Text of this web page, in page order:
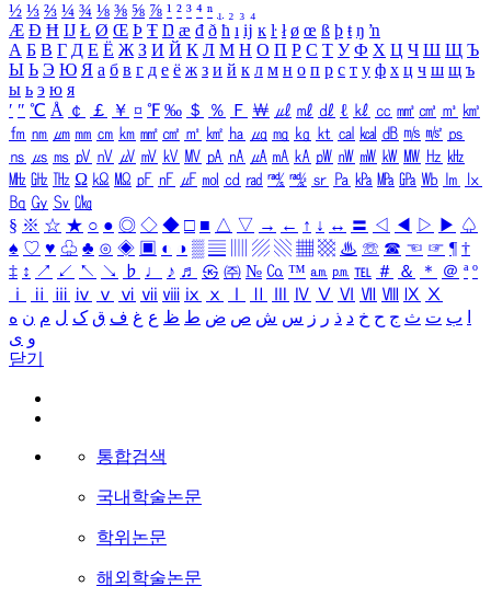
½ ⅓ ⅔ ¼ ¾ ⅛ ⅜ ⅝ ⅞ ¹ ² ³ ⁴ ⁿ ₁ ₂ ₃ ₄
Æ Ð Ħ Ĳ Ł Ø Œ Þ Ŧ Ŋ æ đ ð ħ ı ĳ ĸ ŀ ł ø œ ß þ ŧ ŋ ŉ
А Б В Г Д Е Ё Ж З И Й К Л М Н О П Р С Т У Ф Х Ц Ч Ш Щ Ъ
Ы Ь Э Ю Я а б в г д е ё ж з и й к л м н о п р с т у ф х ц ч ш щ ъ
ы ь э ю я
′ ″ ℃ Å ￠ ￡ ￥ ¤ ℉ ‰ ＄ ％ Ｆ ￦ ㎕ ㎖ ㎗ ℓ ㎘ ㏄ ㎣ ㎤ ㎥ ㎦
㎙ ㎚ ㎛ ㎜ ㎝ ㎞ ㎟ ㎠ ㎡ ㎢ ㏊ ㎍ ㎎ ㎏ ㏏ ㎈ ㎉ ㏈ ㎧ ㎨ ㎰
㎱ ㎲ ㎳ ㎴ ㎵ ㎶ ㎷ ㎸ ㎹ ㎀ ㎁ ㎂ ㎃ ㎄ ㎺ ㎻ ㎽ ㎾ ㎿ ㎐ ㎑
㎒ ㎓ ㎔ Ω ㏀ ㏁ ㎊ ㎋ ㎌ ㏖ ㏅ ㎭ ㎮ ㎯ ㏛ ㎩ ㎪ ㎫ ㎬ ㏝ ㏐
㏓
㏃ ㏉ ㏜ ㏆
§ ※ ☆ ★ ○ ● ◎ ◇ ◆ □ ■ △ ▽ → ← ↑ ↓ ↔ 〓 ◁ ◀ ▷ ▶ ♤
♠ ♡ ♥ ♧ ♣ ⊙ ◈ ▣ ◐ ◑ ▒ ▤ ▨ ▧ ▦ ▩ ♨ ☏ ☎ ☜ ☞ ¶ †
‡ ↕ ↗ ↙ ↖ ↘ ♭ ♩ ♪ ♬ ㉿ ㈜ № ㏇ ™ ㏂ ㏘ ℡ ＃ ＆ ＊ ＠ ª º
ⅰ
ⅱ ⅲ ⅳ ⅴ ⅵ ⅶ ⅷ ⅸ ⅹ Ⅳ Ⅴ Ⅵ Ⅶ Ⅷ Ⅸ Ⅹ
ب ت ث ج ح خ د ذ ر ز س ش ص ض ط ظ ع غ ف ق ک ل م ن ه
و ی
닫기
통합검색
국내학술논문
학위논문
해외학술논문